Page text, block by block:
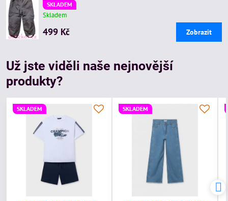
SKLADEM
Skladem
499 Kč Zobrazit
Už jste viděli naše nejnovější
produkty?
SKLADEM SKLADEM